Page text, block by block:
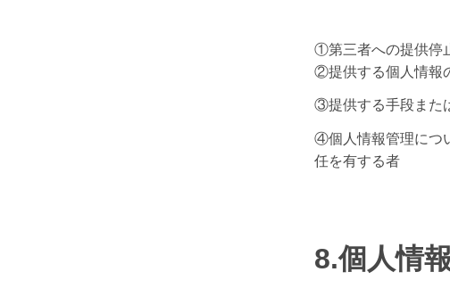
①第三者への提供停
②提供する個人情報
③提供する手段また
④個人情報管理につ
任を有する者
8.個人情